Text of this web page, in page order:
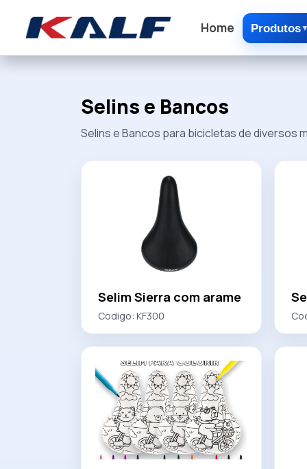
Home Produtos
Selins e Bancos
Selins e Bancos para bicicletas de diversos
Selim Sierra com arame
Codigo: KF300